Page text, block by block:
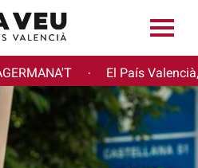
· El País